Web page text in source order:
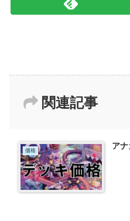
関連記事
価格 ア